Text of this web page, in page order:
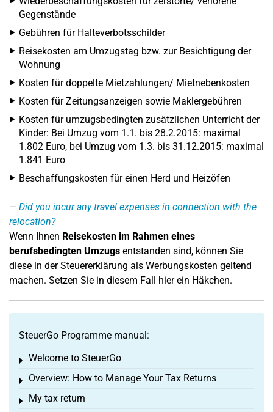
Gegenstände
Gebühren für Halteverbotsschilder
Reisekosten am Umzugstag bzw. zur Besichtigung der
Wohnung
Kosten für doppelte Mietzahlungen/ Mietnebenkosten
Kosten für Zeitungsanzeigen sowie Maklergebühren
Kosten für umzugsbedingten zusätzlichen Unterricht der
Kinder: Bei Umzug vom 1.1. bis 28.2.2015: maximal
1.802 Euro, bei Umzug vom 1.3. bis 31.12.2015: maximal
1.841 Euro
Beschaffungskosten für einen Herd und Heizöfen
Did you incur any travel expenses in connection with the
relocation?
Wenn Ihnen Reisekosten im Rahmen eines
berufsbedingten Umzugs entstanden sind, können Sie
diese in der Steuererklärung als Werbungskosten geltend
machen. Setzen Sie in diesem Fall hier ein Häkchen.
SteuerGo Programme manual:
Welcome to SteuerGo
Toggle menu
Overview: How to Manage Your Tax Returns
Toggle menu
My tax return
Toggle menu